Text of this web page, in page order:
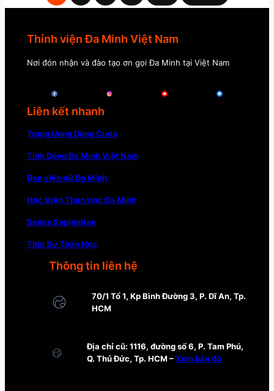
Thỉnh viện Đa Minh Việt Nam
Nơi đón nhận và đào tạo ơn gọi Đa Minh tại Việt Nam
Liên kết nhanh
Trung Ương Dòng Curia
Tỉnh Dòng Đa Minh Việt Nam
Đan viện nữ Đa Minh
Học Viện Thần Học Đa Minh
Sedes Sapientiae
Thời Sự Thần Học
Thông tin liên hệ
70/1 Tổ 1, Kp Bình Đường 3, P. Dĩ An, Tp.
HCM
Địa chỉ cũ: 1116, đường số 6, P. Tam Phú,
Q. Thủ Đức, Tp. HCM –Xem bản đồ